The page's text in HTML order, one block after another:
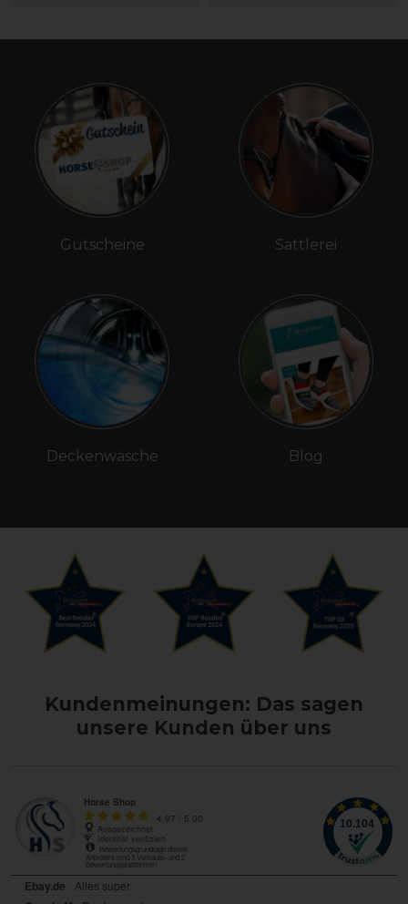
Gutscheine
Deckenwäsche
Sattlerei
Blog
Kundenmeinungen: Das sagen
unsere Kunden über uns